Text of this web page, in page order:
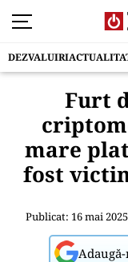
DEZVALUIRI
Furt
mare
fost
Publicat: 16 mai